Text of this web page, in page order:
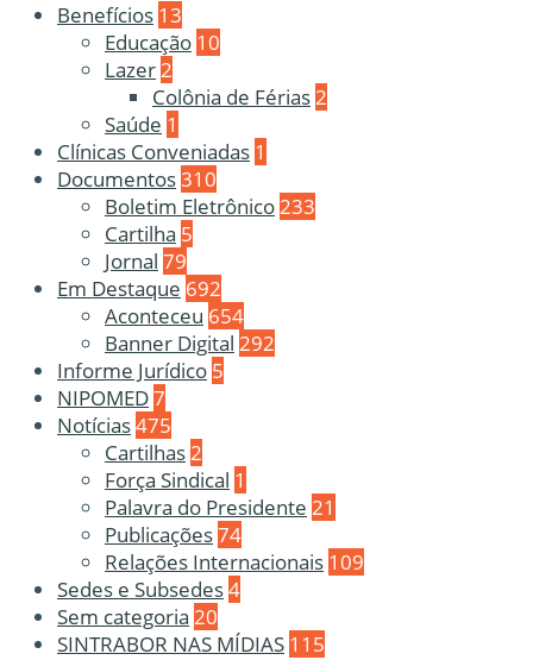
Benefícios 13
Educação 10
Lazer2
Colônia de Férias2
Saúde 1
Clínicas Conveniadas 1
Documentos310
Boletim Eletrônico233
Cartilha 5
Jornal 79
Em Destaque 692
Aconteceu 654
Banner Digital 292
Informe Jurídico 5
NIPOMED7
Notícias475
Cartilhas2
Força Sindical 1
Palavra do Presidente 21
Publicações74
Relações Internacionais 109
Sedes e Subsedes4
Sem categoria 20
SINTRABOR NAS MÍDIAS 115